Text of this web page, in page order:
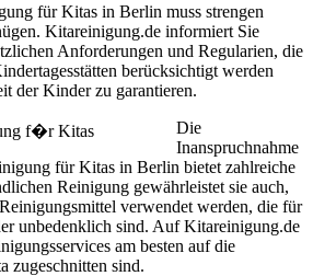
für Kitas in Berlin muss strengen
Kitareinigung.de informiert Sie
Anforderungen und Regularien, die
berücksichtigt werden
der Kinder zu garantieren.
Die
Inanspruchnahme
für Kitas in Berlin bietet zahlreiche
Reinigung gewährleistet sie auch,
verwendet werden, die für
unbedenklich sind. Auf Kitareinigung.de
am besten auf die
zugeschnitten sind.